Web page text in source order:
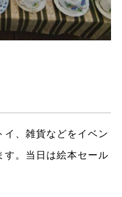
イ、雑貨などをイベン
す。当日は絵本セール